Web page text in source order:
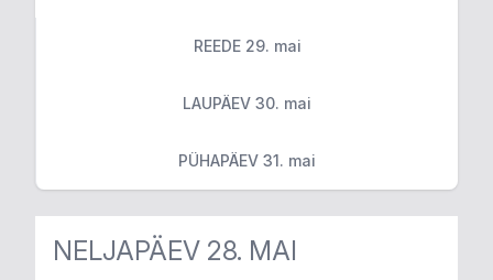
REEDE 29. mai
LAUPÄEV 30. mai
PÜHAPÄEV 31. mai
NELJAPÄEV 28. MAI